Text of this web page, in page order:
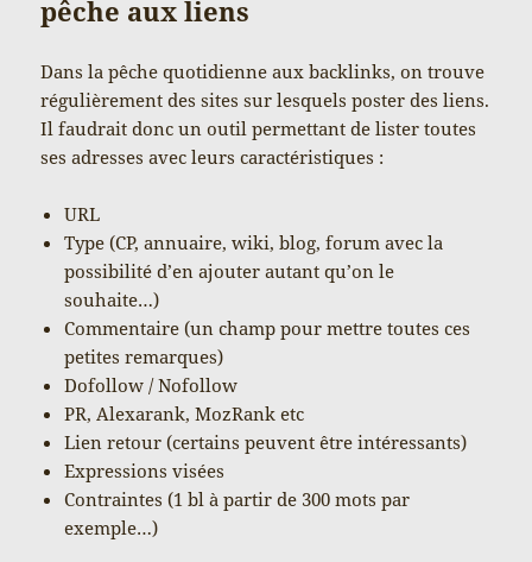
pêche aux liens
Dans la pêche quotidienne aux backlinks, on trouve
régulièrement des sites sur lesquels poster des liens.
Il faudrait donc un outil permettant de lister toutes
ses adresses avec leurs caractéristiques :
URL
Type (CP, annuaire, wiki, blog, forum avec la
possibilité d’en ajouter autant qu’on le
souhaite…)
Commentaire (un champ pour mettre toutes ces
petites remarques)
Dofollow / Nofollow
PR, Alexarank, MozRank etc
Lien retour (certains peuvent être intéressants)
Expressions visées
Contraintes (1 bl à partir de 300 mots par
exemple…)